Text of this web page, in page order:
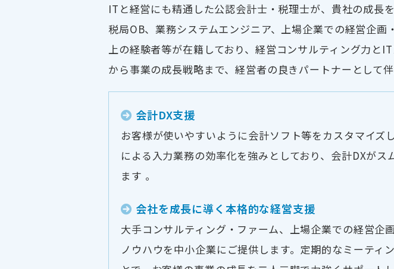
ITと経営にも精通した公認会計士・税理士が、貴社の成長
税局OB、業務システムエンジニア、上場企業での経営企
上の経験者等が在籍しており、経営コンサルティング力
から事業の成長戦略まで、経営者の良きパートナーとして伴
会計DX支援
お客様が使いやすいように会計ソフト等をカスタマイズ
による入力業務の効率化を強みとしており、会計DXが
ます 。
会社を成長に導く本格的な経営支援
大手コンサルティング・ファーム、上場企業での経営企
ノウハウを中小企業にご提供します。定期的なミーテ